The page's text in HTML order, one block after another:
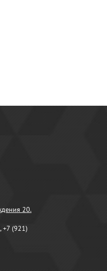
20.
+7 (921)